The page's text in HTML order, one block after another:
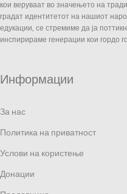
кои веруваат во значењето на
градат идентитетот на нашиот
едукации, се стремиме да ја
инспирираме генерации кои гордо
Информации
За нас
Политика на приватност
Услови на користење
Донации